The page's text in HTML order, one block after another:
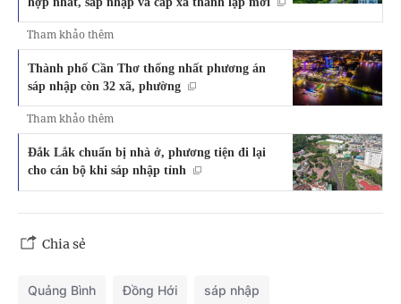
Tham khảo thêm
Thành phố Cần Thơ thống nhất phương án
sáp nhập còn 32 xã, phường
Tham khảo thêm
Đắk Lắk chuẩn bị nhà ở, phương tiện đi lại
cho cán bộ khi sáp nhập tỉnh
Chia sẻ
Quảng Bình Đồng Hới sáp nhập